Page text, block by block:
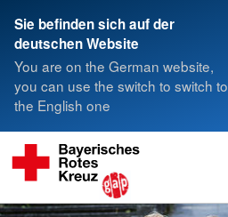
Sie befinden sich auf der
deutschen Website
You are on the German website,
you can use the switch to switch to
the English one